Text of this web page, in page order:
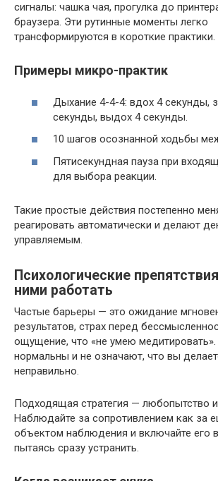
сигналы: чашка чая, прогулка до
браузера. Эти рутинные моменты легко
трансформируются в короткие практики.
Примеры микро-практик
Дыхание 4-4-4: вдох 4 секунды,
секунды, выдох 4 секунды.
10 шагов осознанной ходьбы
Пятисекундная пауза при
для выбора реакции.
Такие простые действия постепенно
реагировать автоматически и делают
управляемым.
Психологические
ними работать
Частые барьеры — это ожидание
результатов, страх перед
ощущение, что «не умею
нормальны и не означают, что вы
неправильно.
Подходящая стратегия — любопытство и
Наблюдайте за сопротивлением как за
объектом наблюдения и включайте его в
пытаясь сразу устранить.